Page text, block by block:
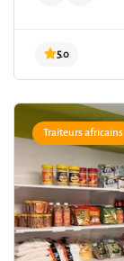
5.0
Traiteurs africains